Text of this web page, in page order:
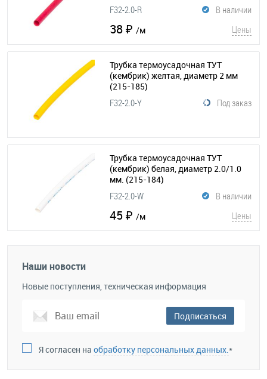
В наличии
F32-2.0-R
38 ₽ /м Цены
Трубка термоусадочная ТУТ
(кембрик) желтая, диаметр 2 мм
(215-185)
Под заказ
F32-2.0-Y
Трубка термоусадочная ТУТ
(кембрик) белая, диаметр 2.0/1.0
мм. (215-184)
В наличии
F32-2.0-W
45 ₽ /м Цены
Наши новости
Новые поступления, техническая информация
Подписаться
Я согласен на обработку персональных данных.*